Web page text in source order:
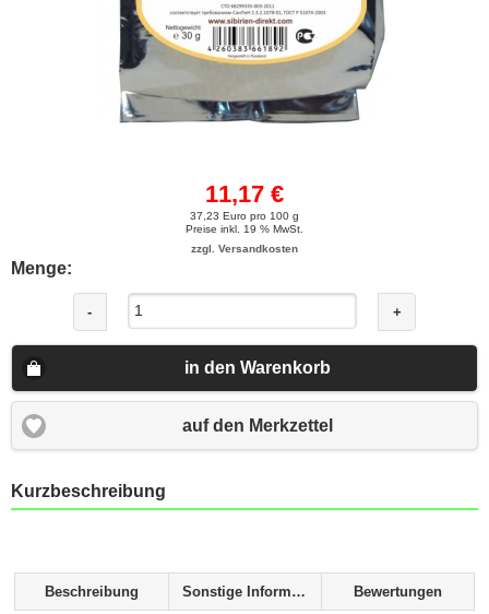
11,17 €
37,23 Euro pro 100 g
Preise inkl. 19 % MwSt.
zzgl. Versandkosten
Menge:
- +
in den Warenkorb
auf den Merkzettel
Kurzbeschreibung
Beschreibung Sonstige Informationen Bewertungen